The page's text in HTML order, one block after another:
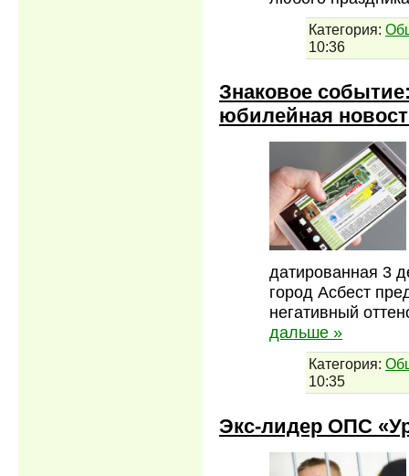
Категория:
10:36
Знаковое
юбилейная
датированная 3
город Асбест
негативный
дальше »
Категория:
10:35
Экс-лидер ОПС